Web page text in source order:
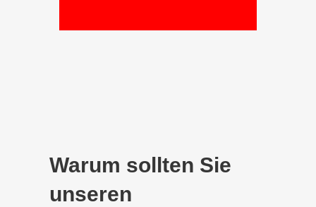
Warum sollten Sie
unseren